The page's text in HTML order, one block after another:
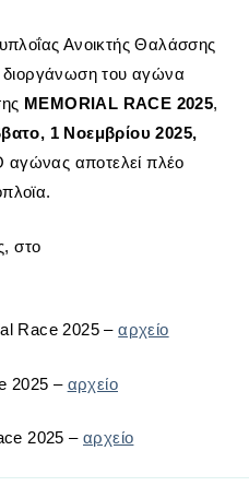
Ανοικτής Θαλάσσης
του αγώνα
MEMORIAL RACE 2025,
1 Νοεμβρίου 2025,
αποτελεί πλέο
στο
Race 2025 –αρχείο
2025 – αρχείο
2025 – αρχείο